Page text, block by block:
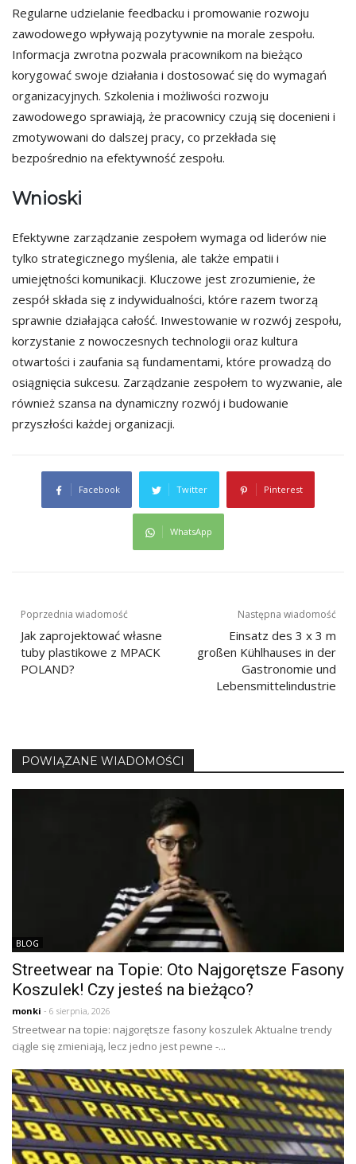
Regularne udzielanie feedbacku i promowanie rozwoju
zawodowego wpływają pozytywnie na morale zespołu.
Informacja zwrotna pozwala pracownikom na bieżąco
korygować swoje działania i dostosować się do wymagań
organizacyjnych. Szkolenia i możliwości rozwoju
zawodowego sprawiają, że pracownicy czują się docenieni i
zmotywowani do dalszej pracy, co przekłada się
bezpośrednio na efektywność zespołu.
Wnioski
Efektywne zarządzanie zespołem wymaga od liderów nie
tylko strategicznego myślenia, ale także empatii i
umiejętności komunikacji. Kluczowe jest zrozumienie, że
zespół składa się z indywidualności, które razem tworzą
sprawnie działająca całość. Inwestowanie w rozwój zespołu,
korzystanie z nowoczesnych technologii oraz kultura
otwartości i zaufania są fundamentami, które prowadzą do
osiągnięcia sukcesu. Zarządzanie zespołem to wyzwanie, ale
również szansa na dynamiczny rozwój i budowanie
przyszłości każdej organizacji.
Facebook Twitter Pinterest
WhatsApp
Nawigacja
wpisu
Poprzednia wiadomość
Jak zaprojektować własne
tuby plastikowe z MPACK
POLAND?
Następna wiadomość
Einsatz des 3 x 3 m
großen Kühlhauses in der
Gastronomie und
Lebensmittelindustrie
POWIĄZANE WIADOMOŚCI
BLOG
Streetwear na Topie: Oto Najgorętsze Fasony
Koszulek! Czy jesteś na bieżąco?
monki - 6 sierpnia, 2026
Streetwear na topie: najgorętsze fasony koszulek Aktualne trendy
ciągle się zmieniają, lecz jedno jest pewne -...